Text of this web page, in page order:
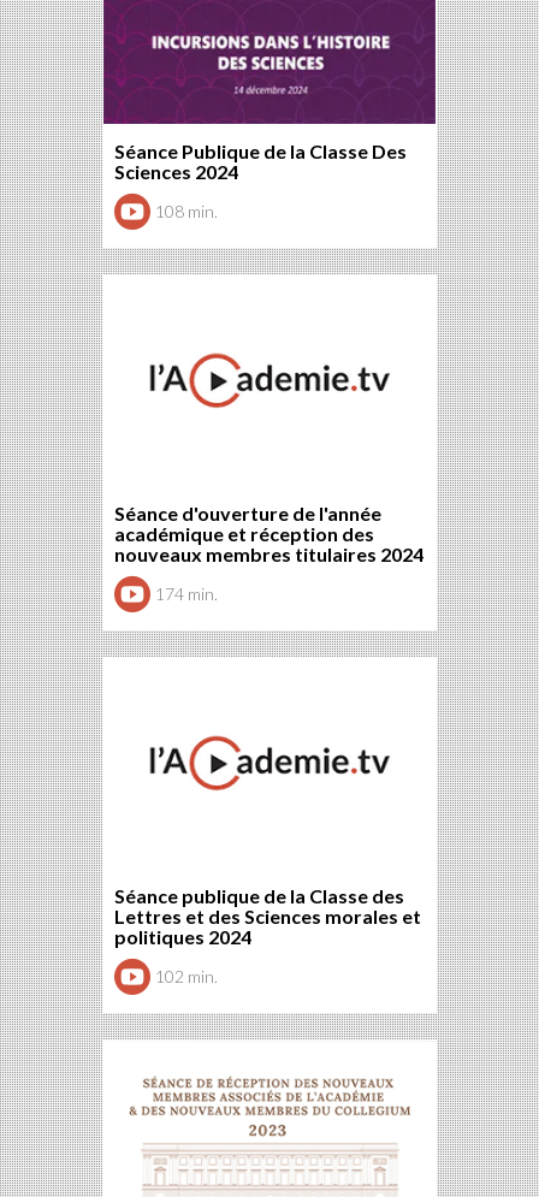
Séance Publique de la Classe Des
Sciences 2024
108 min.
Séance d'ouverture de l'année
académique et réception des
nouveaux membres titulaires 2024
174 min.
Séance publique de la Classe des
Lettres et des Sciences morales et
politiques 2024
102 min.